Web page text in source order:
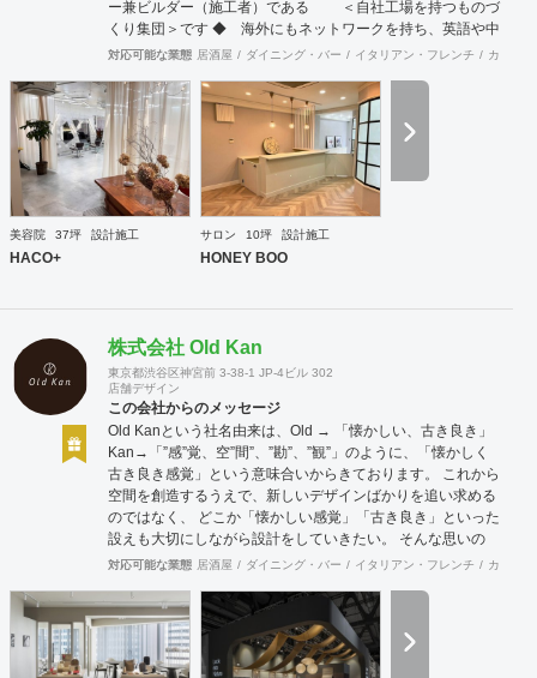
ー兼ビルダー（施工者）である ＜自社工場を持つものづ
くり集団＞です ◆ 海外にもネットワークを持ち、英語や中
国語に堪能なスタッフたちが、海外から国内への出店をスム
工案件、設計＋造作物の案件、施工案件、造作物制作など、
多様な請負形態が可能です。工場では金属を中心にさまざま
な素材を用いた制作が可能で、例えば通常デザイン性とは無
縁な特定防火設備（鉄扉）などにも高いデザイン性を施すこ
とも可能です。 GRIDFRAME とりかえのきかない空間
https://gridframe.co.jp/ Synes(シネス) 霧のようなやわらか
込む空間 https://sotochiku.com/
対応可能な業態 居酒屋 ダイニング・バー イタリアン・フレンチ カフェ
美容院 37坪 設計施工
HACO+
サロン 10坪 設計施工
HONEY BOO
株式会社 Old Kan
東京都渋谷区神宮前 3-38-1 JP-4ビル 302
店舗デザイン
この会社からのメッセージ
Old Kanという社名由来は、Old → 「懐かしい、古き良き」
Kan→「”感”覚、空”間”、”勘”、”観”」のように、「懐かしく
古き良き感覚」という意味合いからきております。 これから
空間を創造するうえで、新しいデザインばかりを追い求める
のではなく、 どこか「懐かしい感覚」「古き良き」といった
設えも大切にしながら設計をしていきたい。 そんな思いの
下、日々クライアント様、そしてその空間を使うお客様に幸
ます。 Old Kan 浦田 晶平 Shohei Urata https://old-kan.jp
Instagram：https://www.instagram.com/old_kan_/?hl=ja
shohei_urata@old-kan.jp 〒150-0001 東京都渋谷区神宮前
3-38-1 JP-4ビル 302
対応可能な業態 居酒屋 ダイニング・バー イタリアン・フレンチ カフェ